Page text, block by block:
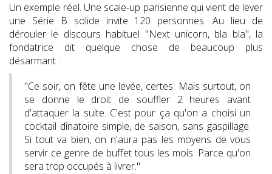
Un exemple réel. Une scale-up parisienne qui vient de lever
une Série B solide invite 120 personnes. Au lieu de
dérouler le discours habituel "Next unicorn, bla bla", la
fondatrice dit quelque chose de beaucoup plus
désarmant :
"Ce soir, on fête une levée, certes. Mais surtout, on
se donne le droit de souffler 2 heures avant
d'attaquer la suite. C'est pour ça qu'on a choisi un
cocktail dînatoire simple, de saison, sans gaspillage.
Si tout va bien, on n'aura pas les moyens de vous
servir ce genre de buffet tous les mois. Parce qu'on
sera trop occupés à livrer."